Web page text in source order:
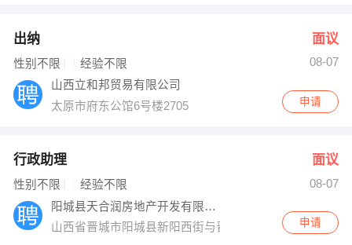
出纳 面议
性别不限 经验不限
08-07
山西立和邦贸易有限公司
太原市府东公馆6号楼2705
申请
行政助理 面议
性别不限 经验不限
08-07
阳城县天合润房地产开发有限公司
山西省晋城市阳城县新阳西街与晋韩公路交汇处申请